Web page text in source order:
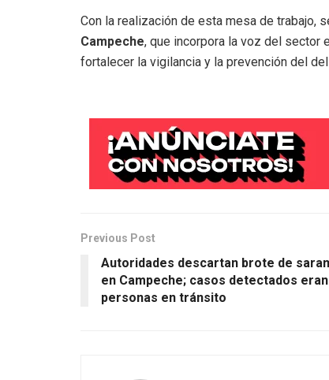
Con la realización de esta mesa de trabajo,
Campeche, que incorpora la voz del sector
fortalecer la vigilancia y la prevención del
Previous Post
Autoridades descartan brote de
en Campeche; casos detectados
personas en tránsito